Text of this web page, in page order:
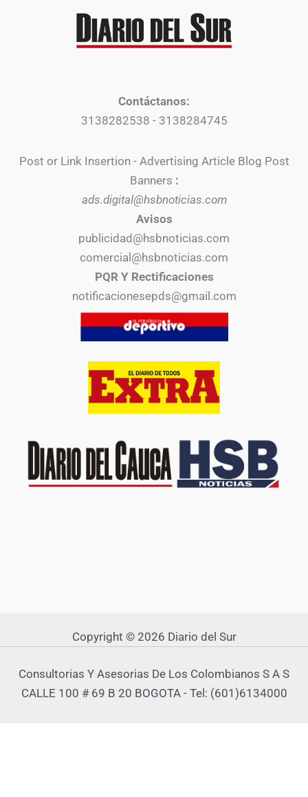
Contáctanos:
3138282538 - 3138284745
Post or Link Insertion - Advertising Article Blog Post
Banners :
ads.digital@hsbnoticias.com
Avisos
publicidad@hsbnoticias.com
comercial@hsbnoticias.com
PQR Y Rectificaciones
notificacionesepds@gmail.com
Copyright © 2026 Diario del Sur
Consultorias Y Asesorias De Los Colombianos S A S
CALLE 100 # 69 B 20 BOGOTA - Tel: (601)6134000